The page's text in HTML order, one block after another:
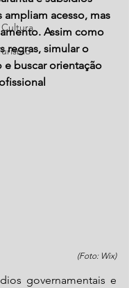
ampliam acesso, mas
Assim como
regras, simular o
e buscar orientação
(Foto: Wix)
governamentais e